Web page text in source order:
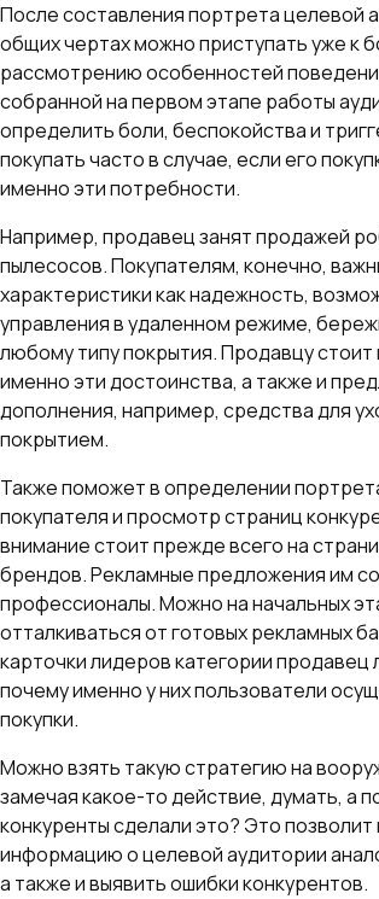
После составления портрета целевой
общих чертах можно приступать уже к
рассмотрению особенностей
собранной на первом этапе работы
определить боли, беспокойства и
покупать часто в случае, если его
именно эти потребности.
Например, продавец занят продажей
пылесосов. Покупателям, конечно,
характеристики как надежность,
управления в удаленном режиме,
любому типу покрытия. Продавцу стоит
именно эти достоинства, а также и
дополнения, например, средства для
покрытием.
Также поможет в определении
покупателя и просмотр страниц
внимание стоит прежде всего на
брендов. Рекламные предложения им
профессионалы. Можно на начальных
отталкиваться от готовых рекламных
карточки лидеров категории продавец
почему именно у них пользователи
покупки.
Можно взять такую стратегию на
замечая какое-то действие, думать, а
конкуренты сделали это? Это позволит
информацию о целевой аудитории
а также и выявить ошибки конкурентов.